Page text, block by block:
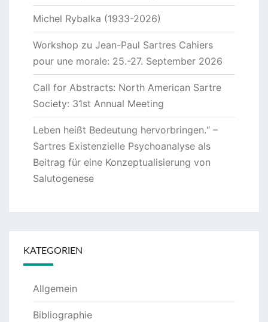
Michel Rybalka (1933-2026)
Workshop zu Jean-Paul Sartres Cahiers
pour une morale: 25.-27. September 2026
Call for Abstracts: North American Sartre
Society: 31st Annual Meeting
Leben heißt Bedeutung hervorbringen.“ –
Sartres Existenzielle Psychoanalyse als
Beitrag für eine Konzeptualisierung von
Salutogenese
KATEGORIEN
Allgemein
Bibliographie